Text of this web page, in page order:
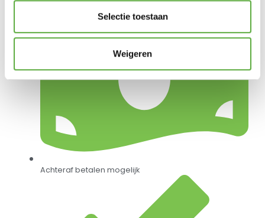
Selectie toestaan
Weigeren
Achteraf betalen mogelijk